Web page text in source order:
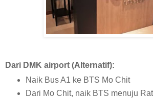
Dari DMK airport (Alternatif):
Naik Bus A1 ke BTS Mo Chit
Dari Mo Chit, naik BTS menuju